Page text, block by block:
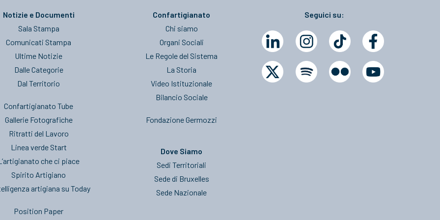
Notizie e Documenti
Sala Stampa
Comunicati Stampa
Ultime Notizie
Dalle Categorie
Dal Territorio
Confartigianato Tube
Gallerie Fotografiche
Ritratti del Lavoro
Linea verde Start
che ci piace
Spirito Artigiano
artigiana su Today
Position Paper
Confartigianato
Chi siamo
Organi Sociali
Le Regole del Sistema
La Storia
Video Istituzionale
Bilancio Sociale
Fondazione Germozzi
Dove Siamo
Sedi Territoriali
Sede di Bruxelles
Sede Nazionale
Seguici su: